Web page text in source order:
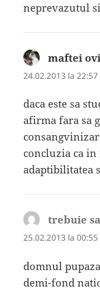
neprevazutul
maftei
24.02.2013 la 22:57
daca este sa
afirma fara sa
concluzia ca
adaptibilitatea
trebuie
25.02.2013 la 00:55
domnul
demi-fond